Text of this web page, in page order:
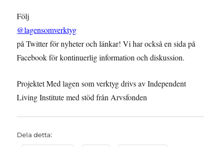
Följ
@lagensomverktyg
på Twitter för nyheter och länkar! Vi har också en sida på
Facebook för kontinuerlig information och diskussion.
Projektet Med lagen som verktyg drivs av Independent
Living Institute med stöd från Arvsfonden
Dela detta: